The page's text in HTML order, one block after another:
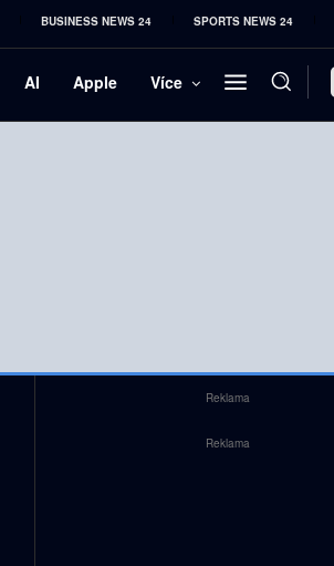
BUSINESS NEWS 24 SPORTS NEWS 24
AI Apple Více
Reklama
Reklama